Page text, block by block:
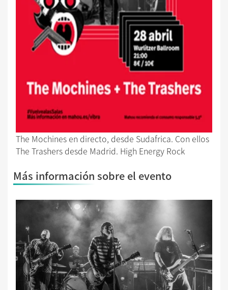
The Mochines en directo, desde Sudafrica. Con ellos
The Trashers desde Madrid. High Energy Rock
Más información sobre el evento